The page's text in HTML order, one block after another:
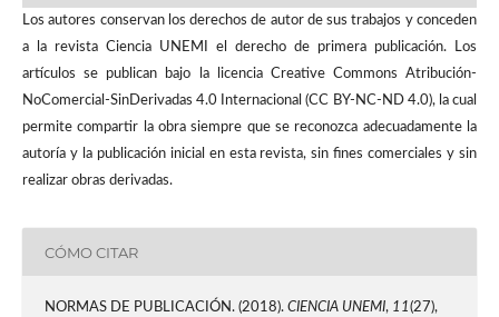
Los autores conservan los derechos de autor de sus trabajos y conceden
a la revista Ciencia UNEMI el derecho de primera publicación. Los
artículos se publican bajo la licencia Creative Commons Atribución-
NoComercial-SinDerivadas 4.0 Internacional (CC BY-NC-ND 4.0), la cual
permite compartir la obra siempre que se reconozca adecuadamente la
autoría y la publicación inicial en esta revista, sin fines comerciales y sin
realizar obras derivadas.
CÓMO CITAR
NORMAS DE PUBLICACIÓN. (2018). CIENCIA UNEMI, 11(27),